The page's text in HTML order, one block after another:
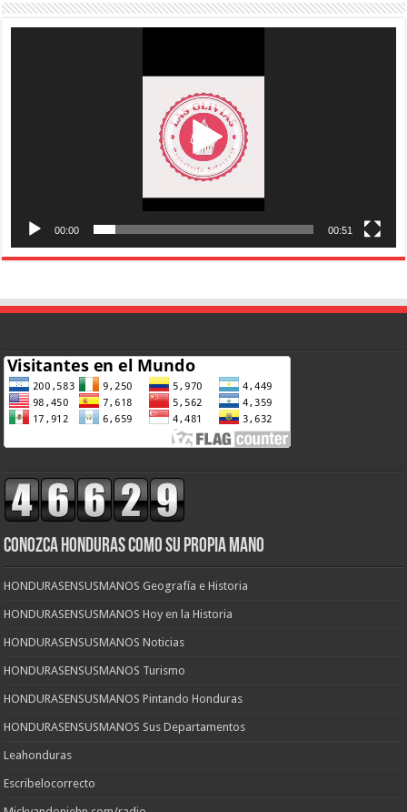
00:00 00:51
CONOZCA HONDURAS COMO SU PROPIA MANO
HONDURASENSUSMANOS Geografía e Historia
HONDURASENSUSMANOS Hoy en la Historia
HONDURASENSUSMANOS Noticias
HONDURASENSUSMANOS Turismo
HONDURASENSUSMANOS Pintando Honduras
HONDURASENSUSMANOS Sus Departamentos
Leahonduras
Escribelocorrecto